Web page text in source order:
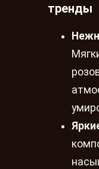
тренды